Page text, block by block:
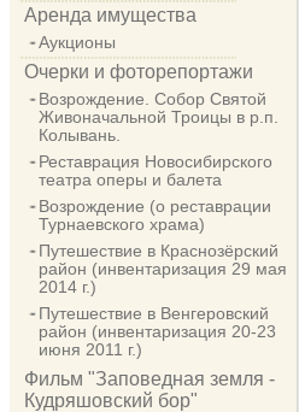
Аренда имущества
Аукционы
Очерки и фоторепортажи
Возрождение. Собор Святой
Живоначальной Троицы в р.п.
Колывань.
Реставрация Новосибирского
театра оперы и балета
Возрождение (о реставрации
Турнаевского храма)
Путешествие в Краснозёрский
район (инвентаризация 29 мая
2014 г.)
Путешествие в Венгеровский
район (инвентаризация 20-23
июня 2011 г.)
Фильм "Заповедная земля -
Кудряшовский бор"